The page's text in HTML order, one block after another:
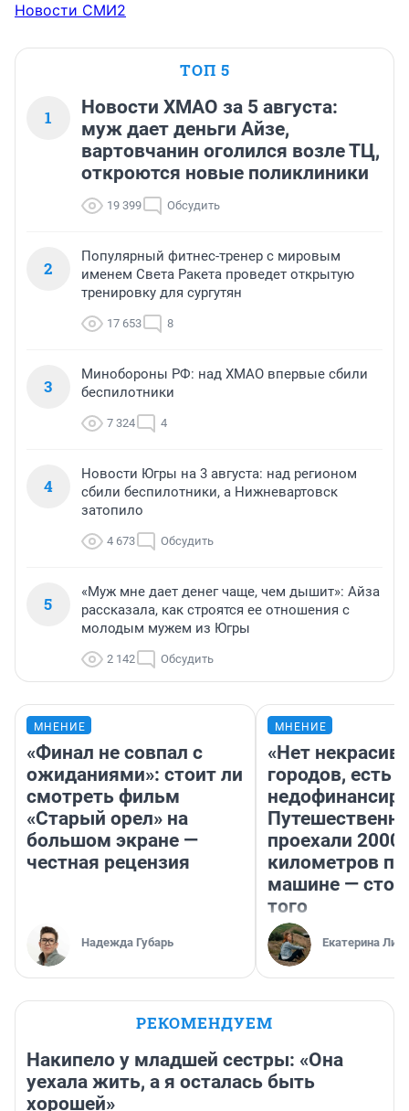
Новости СМИ2
ТОП 5
1
Новости ХМАО за 5 августа:
муж дает деньги Айзе,
вартовчанин оголился возле ТЦ,
откроются новые поликлиники
19 399 Обсудить
2
Популярный фитнес-тренер с мировым
именем Света Ракета проведет открытую
тренировку для сургутян
17 653 8
3
Минобороны РФ: над ХМАО впервые сбили
беспилотники
7 324 4
4
Новости Югры на 3 августа: над регионом
сбили беспилотники, а Нижневартовск
затопило
4 673 Обсудить
5
«Муж мне дает денег чаще, чем дышит»: Айза
рассказала, как строятся ее отношения с
молодым мужем из Югры
2 142 Обсудить
МНЕНИЕ
«Финал не совпал с
ожиданиями»: стоит ли
смотреть фильм
«Старый орел» на
большом экране —
честная рецензия
Надежда Губарь
МНЕНИЕ
«Нет
городов, есть
проехали 2000
километров по
машине —
того
Екатерина
РЕКОМЕНДУЕМ
Накипело у младшей сестры: «Она
уехала жить, а я осталась быть
хорошей»